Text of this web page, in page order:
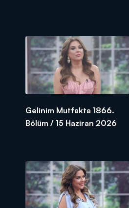
Gelinim Mutfakta 1866.
Bölüm / 15 Haziran 2026